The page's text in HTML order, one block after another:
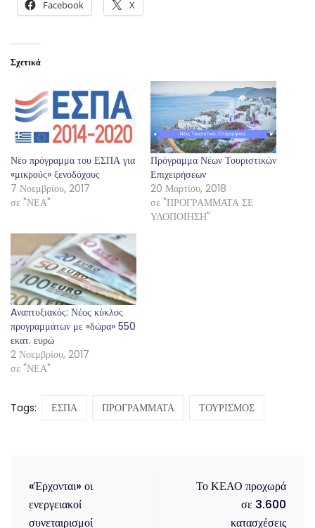
Facebook X
Σχετικά
Νέο πρόγραμμα του ΕΣΠΑ για
«μικρούς» ξενοδόχους
7 Νοεμβρίου, 2017
σε "ΝΕΑ"
Πρόγραμμα Νέων Τουριστικών
Επιχειρήσεων
20 Μαρτίου, 2018
σε "ΠΡΟΓΡΑΜΜΑΤΑ ΣΕ
ΥΛΟΠΟΙΗΣΗ"
Aναπτυξιακός: Νέος κύκλος
προγραμμάτων με «δώρα» 550
εκατ. ευρώ
2 Νοεμβρίου, 2017
σε "ΝΕΑ"
Tags: ΕΣΠΑ ΠΡΟΓΡΑΜΜΑΤΑ ΤΟΥΡΙΣΜΟΣ
«Έρχονται» οι
ενεργειακοί
συνεταιρισμοί
Το ΚΕΑΟ προχωρά
σε 3.600
κατασχέσεις